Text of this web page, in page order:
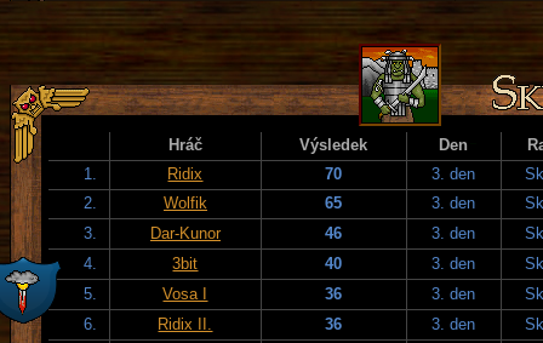
Hráč Výsledek Den
1.
Ridix 70 3. den
2.
Wolfik 65 3. den
3.
Dar-Kunor 46 3. den
4.
3bit 40 3. den
5.
Vosa I 36 3. den
6.
Ridix II. 36 3. den